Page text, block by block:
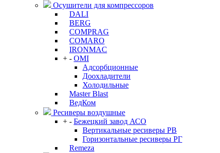
Осушители для компрессоров
DALI
BERG
COMPRAG
COMARO
IRONMAC
+ - OMI
Адсорбционные
Доохладители
Холодильные
Master Blast
ВедКом
Ресиверы воздушные
+ - Бежецкий завод АСО
Вертикальные ресиверы РВ
Горизонтальные ресиверы РГ
Remeza